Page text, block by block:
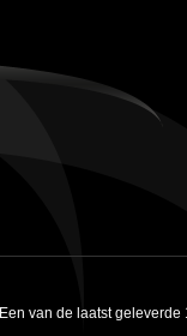
Een van de laatst